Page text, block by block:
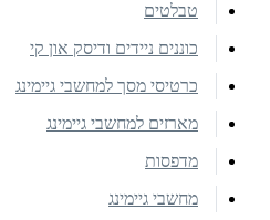
טבלטים
כוננים ניידים ודיסק און קי
כרטיסי מסך למחשבי גיימינג
מארזים למחשבי גיימינג
מדפסות
מחשבי גיימינג